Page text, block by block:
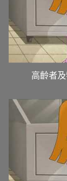
高齡者